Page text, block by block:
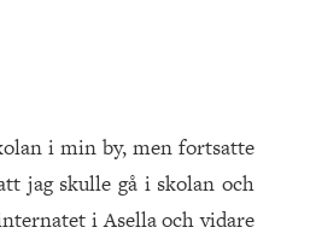
i min by, men fortsatte
jag skulle gå i skolan och
i Asella och vidare